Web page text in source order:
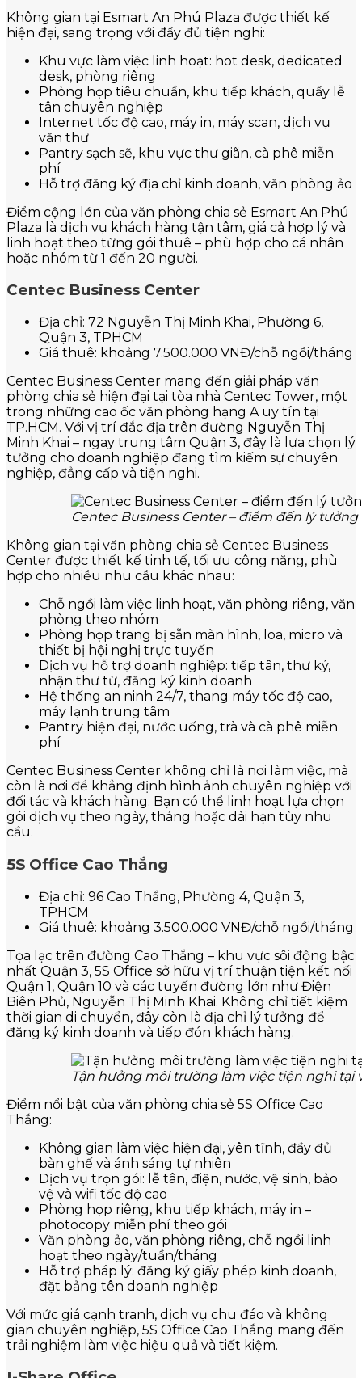
Không gian tại Esmart An Phú Plaza được thiết kế
hiện đại, sang trọng với đầy đủ tiện nghi:
Khu vực làm việc linh hoạt: hot desk, dedicated
desk, phòng riêng
Phòng họp tiêu chuẩn, khu tiếp khách, quầy lễ
tân chuyên nghiệp
Internet tốc độ cao, máy in, máy scan, dịch vụ
văn thư
Pantry sạch sẽ, khu vực thư giãn, cà phê miễn
phí
Hỗ trợ đăng ký địa chỉ kinh doanh, văn phòng ảo
Điểm cộng lớn của văn phòng chia sẻ Esmart An Phú
Plaza là dịch vụ khách hàng tận tâm, giá cả hợp lý và
linh hoạt theo từng gói thuê – phù hợp cho cá nhân
hoặc nhóm từ 1 đến 20 người.
Centec Business Center
Địa chỉ: 72 Nguyễn Thị Minh Khai, Phường 6,
Quận 3, TPHCM
Giá thuê: khoảng 7.500.000 VNĐ/chỗ ngồi/tháng
Centec Business Center mang đến giải pháp văn
phòng chia sẻ hiện đại tại tòa nhà Centec Tower, một
trong những cao ốc văn phòng hạng A uy tín tại
TP.HCM. Với vị trí đắc địa trên đường Nguyễn Thị
Minh Khai – ngay trung tâm Quận 3, đây là lựa chọn lý
tưởng cho doanh nghiệp đang tìm kiếm sự chuyên
nghiệp, đẳng cấp và tiện nghi.
Centec Business Center – điểm đến lý
Không gian tại văn phòng chia sẻ Centec Business
Center được thiết kế tinh tế, tối ưu công năng, phù
hợp cho nhiều nhu cầu khác nhau:
Chỗ ngồi làm việc linh hoạt, văn phòng riêng, văn
phòng theo nhóm
Phòng họp trang bị sẵn màn hình, loa, micro và
thiết bị hội nghị trực tuyến
Dịch vụ hỗ trợ doanh nghiệp: tiếp tân, thư ký,
nhận thư từ, đăng ký kinh doanh
Hệ thống an ninh 24/7, thang máy tốc độ cao,
máy lạnh trung tâm
Pantry hiện đại, nước uống, trà và cà phê miễn
phí
Centec Business Center không chỉ là nơi làm việc, mà
còn là nơi để khẳng định hình ảnh chuyên nghiệp với
đối tác và khách hàng. Bạn có thể linh hoạt lựa chọn
gói dịch vụ theo ngày, tháng hoặc dài hạn tùy nhu
cầu.
5S Office Cao Thắng
Địa chỉ: 96 Cao Thắng, Phường 4, Quận 3,
TPHCM
Giá thuê: khoảng 3.500.000 VNĐ/chỗ ngồi/tháng
Tọa lạc trên đường Cao Thắng – khu vực sôi động bậc
nhất Quận 3, 5S Office sở hữu vị trí thuận tiện kết nối
Quận 1, Quận 10 và các tuyến đường lớn như Điện
Biên Phủ, Nguyễn Thị Minh Khai. Không chỉ tiết kiệm
thời gian di chuyển, đây còn là địa chỉ lý tưởng để
đăng ký kinh doanh và tiếp đón khách hàng.
Tận hưởng môi trường làm việc tiện nghi tại
Điểm nổi bật của văn phòng chia sẻ 5S Office Cao
Thắng:
Không gian làm việc hiện đại, yên tĩnh, đầy đủ
bàn ghế và ánh sáng tự nhiên
Dịch vụ trọn gói: lễ tân, điện, nước, vệ sinh, bảo
vệ và wifi tốc độ cao
Phòng họp riêng, khu tiếp khách, máy in –
photocopy miễn phí theo gói
Văn phòng ảo, văn phòng riêng, chỗ ngồi linh
hoạt theo ngày/tuần/tháng
Hỗ trợ pháp lý: đăng ký giấy phép kinh doanh,
đặt bảng tên doanh nghiệp
Với mức giá cạnh tranh, dịch vụ chu đáo và không
gian chuyên nghiệp, 5S Office Cao Thắng mang đến
trải nghiệm làm việc hiệu quả và tiết kiệm.